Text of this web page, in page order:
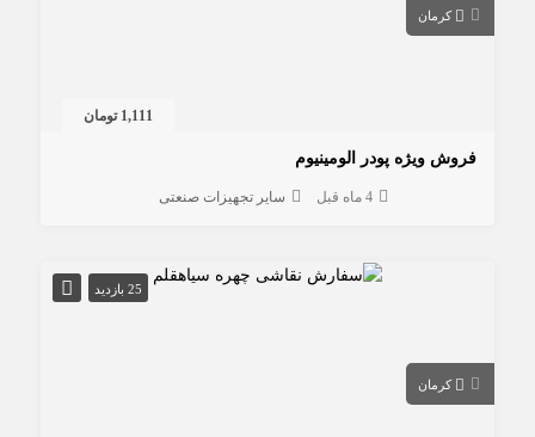
کرمان
1,111 تومان
فروش ویژه پودر الومینیوم
4 ماه قبل سایر تجهیزات صنعتی
25 بازدید
کرمان